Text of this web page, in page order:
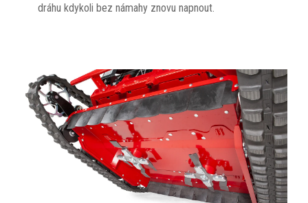
dráhu kdykoli bez námahy znovu napnout.